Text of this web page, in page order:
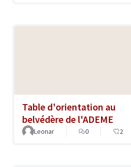
Table d'orientation au
belvédère de l'ADEME
Leonar 0 2